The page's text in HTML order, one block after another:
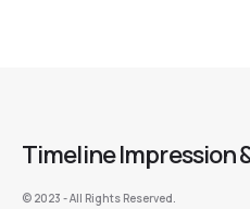
Timeline Impression
©️ 2023 - All Rights Reserved.